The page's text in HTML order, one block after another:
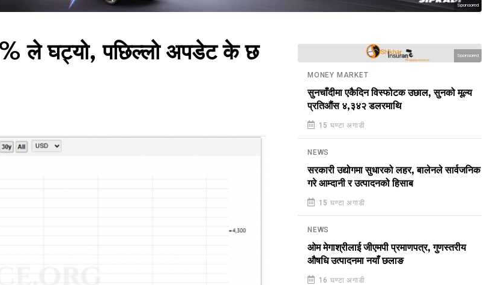
Sponsored
ले घट्यो, पछिल्लो अपडेट के छ
Sponsored
MONEY MARKET
सुनचाँदीमा एकैदिन विस्फोटक उछाल, सुनको मूल्य
प्रतिऔंस ४,३४२ डलरमाथि
15 घण्टा अगाडी
NEWS
सरकारी उद्योगमा सुधारको लहर, बालेनले सार्वजनिक
गरे आम्दानी र उत्पादनको हिसाब
15 घण्टा अगाडी
NEWS
ओम मेगाश्रीलाई जीएमपी प्रमाणपत्र, गुणस्तरीय
औषधि उत्पादनमा नयाँ छलाङ
16 घण्टा अगाडी